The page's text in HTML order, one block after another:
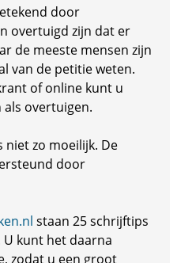
door
overtuigd zijn dat er
de meeste mensen zijn
van de petitie weten.
of online kunt u
overtuigen.
niet zo moeilijk. De
door
staan 25 schrijftips
kunt het daarna
zodat u een groot